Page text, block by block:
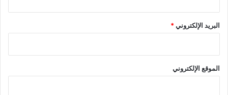
البريد الإلكتروني*
الموقع الإلكتروني